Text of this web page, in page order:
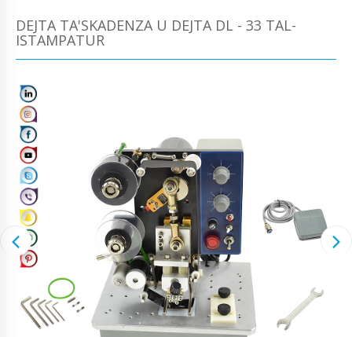
DEJTA TA'SKADENZA U DEJTA DL - 33 TAL-
ISTAMPATUR